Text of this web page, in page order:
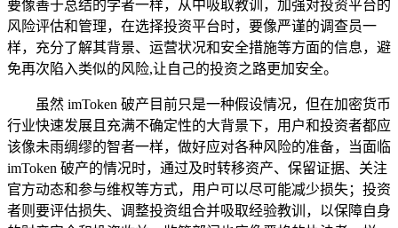
要像善于总结的学者一样，从中吸取教训，加强对投资平台的
风险评估和管理，在选择投资平台时，要像严谨的调查员一
样，充分了解其背景、运营状况和安全措施等方面的信息，避
免再次陷入类似的风险,让自己的投资之路更加安全。
虽然 imToken 破产目前只是一种假设情况，但在加密货币
行业快速发展且充满不确定性的大背景下，用户和投资者都应
该像未雨绸缪的智者一样，做好应对各种风险的准备，当面临
imToken 破产的情况时，通过及时转移资产、保留证据、关注
官方动态和参与维权等方式，用户可以尽可能减少损失；投资
者则要评估损失、调整投资组合并吸取经验教训，以保障自身